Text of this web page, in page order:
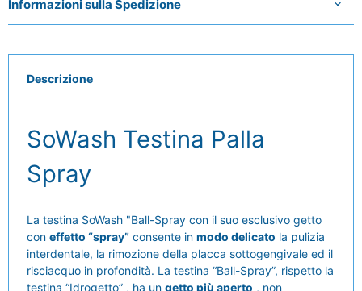
Informazioni sulla Spedizione
Descrizione
SoWash Testina Palla
Spray
La testina SoWash "Ball-Spray con il suo esclusivo getto
con effetto “spray”consente in modo delicato la pulizia
interdentale, la rimozione della placca sottogengivale ed il
risciacquo in profondità. La testina “Ball-Spray”, rispetto la
testina “Idrogetto” , ha un getto più aperto , non